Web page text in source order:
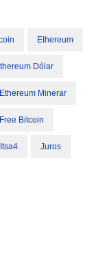
Ethereum
Dólar
Ethereum Minerar
Free Bitcoin
Itsa4 Juros